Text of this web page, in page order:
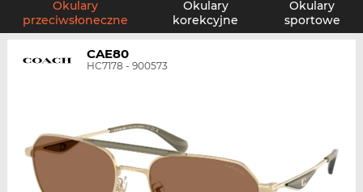
Okulary
przeciwsłoneczne
Okulary
korekcyjne
Okulary
sportowe
CAE80
HC7178 - 900573